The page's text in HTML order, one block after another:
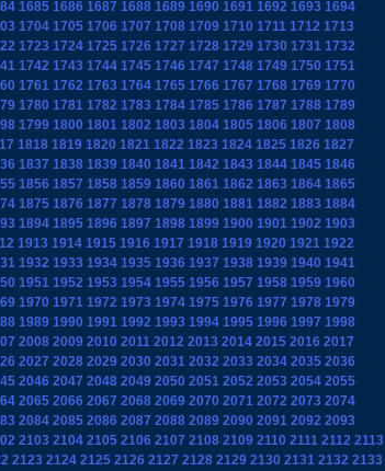
1685 1686 1687 1688 1689 1690 1691 1692 1693 1694
1704 1705 1706 1707 1708 1709 1710 1711 1712 1713
1723 1724 1725 1726 1727 1728 1729 1730 1731 1732
1742 1743 1744 1745 1746 1747 1748 1749 1750 1751
1761 1762 1763 1764 1765 1766 1767 1768 1769 1770
1780 1781 1782 1783 1784 1785 1786 1787 1788 1789
1799 1800 1801 1802 1803 1804 1805 1806 1807 1808
1818 1819 1820 1821 1822 1823 1824 1825 1826 1827
1837 1838 1839 1840 1841 1842 1843 1844 1845 1846
1856 1857 1858 1859 1860 1861 1862 1863 1864 1865
1875 1876 1877 1878 1879 1880 1881 1882 1883 1884
1894 1895 1896 1897 1898 1899 1900 1901 1902 1903
1913 1914 1915 1916 1917 1918 1919 1920 1921 1922
1932 1933 1934 1935 1936 1937 1938 1939 1940 1941
1951 1952 1953 1954 1955 1956 1957 1958 1959 1960
1970 1971 1972 1973 1974 1975 1976 1977 1978 1979
1989 1990 1991 1992 1993 1994 1995 1996 1997 1998
2008 2009 2010 2011 2012 2013 2014 2015 2016 2017
2027 2028 2029 2030 2031 2032 2033 2034 2035 2036
2046 2047 2048 2049 2050 2051 2052 2053 2054 2055
2065 2066 2067 2068 2069 2070 2071 2072 2073 2074
2084 2085 2086 2087 2088 2089 2090 2091 2092 2093
2103 2104 2105 2106 2107 2108 2109 2110 2111 2112 2113
2123 2124 2125 2126 2127 2128 2129 2130 2131 2132 2133